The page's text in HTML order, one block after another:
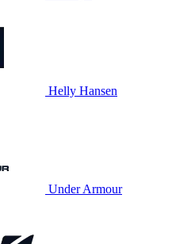
Helly Hansen
Under Armour